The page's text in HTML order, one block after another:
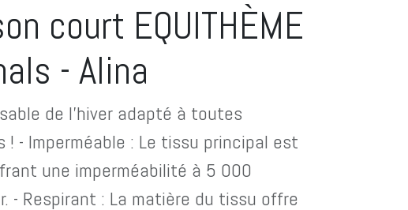
court EQUITHÈME
- Alina
de l'hiver adapté à toutes
! - Imperméable : Le tissu principal est
une imperméabilité à 5 000
- Respirant : La matière du tissu offre